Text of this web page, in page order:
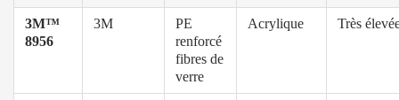
3M™
8956
3M
PE
renforcé
fibres de
verre
Acrylique Très